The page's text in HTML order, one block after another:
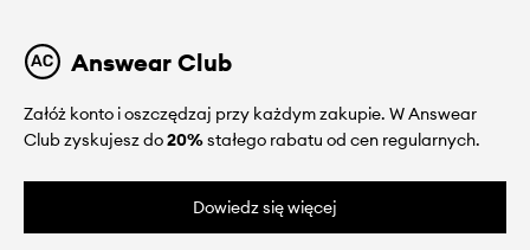
Answear Club
Załóż konto i oszczędzaj przy każdym zakupie. W Answear
Club zyskujesz do20%stałego rabatu od cen regularnych.
Dowiedz się więcej